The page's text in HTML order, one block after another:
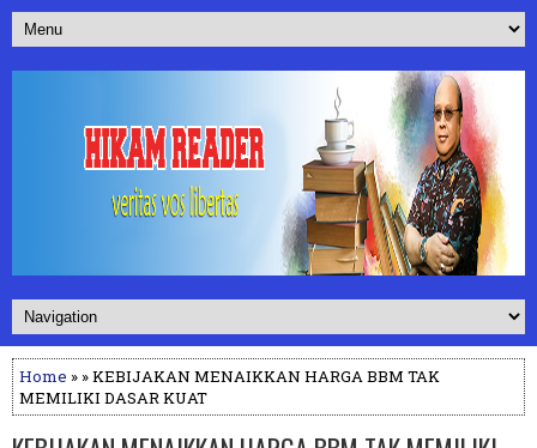
Home » » KEBIJAKAN MENAIKKAN HARGA BBM TAK
MEMILIKI DASAR KUAT